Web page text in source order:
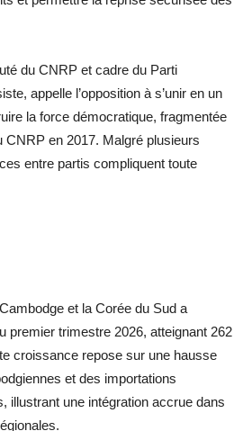
du CNRP et cadre du Parti
appelle l’opposition à s’unir en un
la force démocratique, fragmentée
CNRP en 2017. Malgré plusieurs
entre partis compliquent toute
et la Corée du Sud a
premier trimestre 2026, atteignant 262
croissance repose sur une hausse
et des importations
illustrant une intégration accrue dans